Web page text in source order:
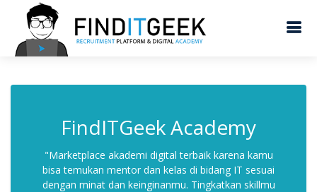
FindITGeek Academy
"Marketplace akademi digital terbaik karena kamu
bisa temukan mentor dan kelas di bidang IT sesuai
dengan minat dan keinginanmu. Tingkatkan skillmu